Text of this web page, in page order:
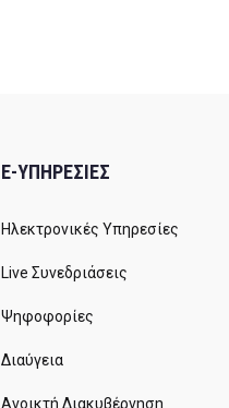
E-ΥΠΗΡΕΣΙΕΣ
Ηλεκτρονικές Υπηρεσίες
Live Συνεδριάσεις
Ψηφοφορίες
Διαύγεια
Ανοικτή Διακυβέρνηση